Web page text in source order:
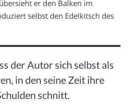
er den Balken im
selbst den Edelkitsch des
der Autor sich selbst als
in den seine Zeit ihre
schnitt.